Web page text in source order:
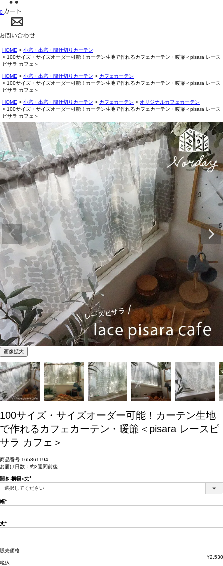
0
HOME
小窓・出窓・間仕切りカーテン
100サイズ・サイズオーダー可能！カーテン生地で作れるカフェカーテン・暖簾＜pisara レース
ピサラ カフェ＞
HOME 小窓・出窓・間仕切りカーテン
カフェカーテン
100サイズ・サイズオーダー可能！カーテン生地で作れるカフェカーテン・暖簾＜pisara レース
ピサラ カフェ＞
HOME 小窓・出窓・間仕切りカーテン カフェカーテン
オリジナルカフェカーテン
100サイズ・サイズオーダー可能！カーテン生地で作れるカフェカーテン・暖簾＜pisara レース
ピサラ カフェ＞
画像拡大
100サイズ・サイズオーダー可能！カーテン生地
で作れるカフェカーテン・暖簾＜pisara レースピ
サラ カフェ＞
商品番号 165861194
お届け日数：約2週間前後
開き-横幅x丈
(必
須)
幅
須)
丈
須)
販売価格
¥2,530
税込